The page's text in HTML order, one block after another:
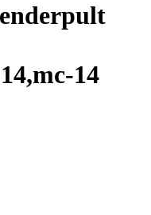
14